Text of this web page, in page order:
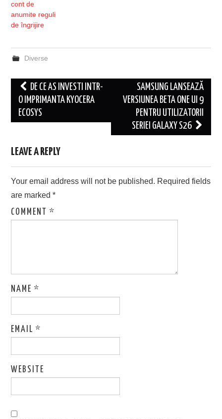
cont de
anumite reguli
de îngrijire
Diverse
Post
navigation
DE CE AS INVESTI INTR-
O IMPRIMANTA KYOCERA
ECOSYS
SAMSUNG LANSEAZĂ
VERSIUNEA BETA ONE UI 9
PENTRU UTILIZATORII
SERIEI GALAXY S26
LEAVE A REPLY
Your email address will not be published. Required fields
are marked*
COMMENT*
NAME*
EMAIL*
WEBSITE